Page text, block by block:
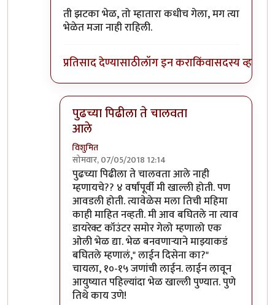
ती झटका भेळ, तो म्हातारा कधीच गेला, मग त्या
भेळेत मजा नाही राहिली.
प्रतिसाद देण्यासाठीलॉग इन कराकिंवासदस्य व्हा
पुढच्या पिढीला ते चालवता
आले
विशुमित
सोमवार, 07/05/2018 12:14
In reply toशिवाजीनगर रेल्वे स्टेशनच्या
पुढच्या पिढीला ते चालवता आले नाही
म्हणायचे?? ४ वर्षांपूर्वी मी खाल्ली होती. पण
आवडली होती. त्यावेळेस मला तिची महिमा
काही माहित नव्हती. मी आव बघितले ना त्याव
डायरेक्ट कॉउंटर समोर गेलो म्हणालो एक
ओली भेळ द्या. भेळ बनवणाऱ्याने माझ्याकडं
बघितले म्हणालं," लाईन दिसेना का?"
चायला, १०-१५ जणांची लाईन. लाईन लावून
आयुष्यात पहिल्यांदा भेळ खाल्ली पुण्यात. पुणे
तिथे काय उणे!